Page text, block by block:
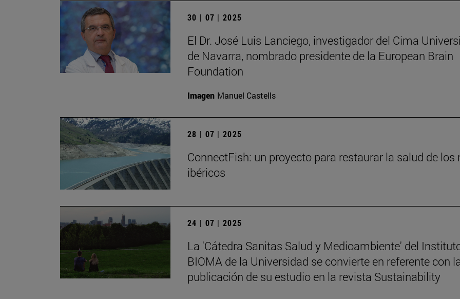
30 | 07 | 2025
El Dr. José Luis Lanciego, investigador del Cima
de Navarra, nombrado presidente de la European Brain
Foundation
Imagen Manuel Castells
28 | 07 | 2025
ConnectFish: un proyecto para restaurar la salud de los
ibéricos
24 | 07 | 2025
La 'Cátedra Sanitas Salud y Medioambiente' del
BIOMA de la Universidad se convierte en referente con
publicación de su estudio en la revista Sustainability